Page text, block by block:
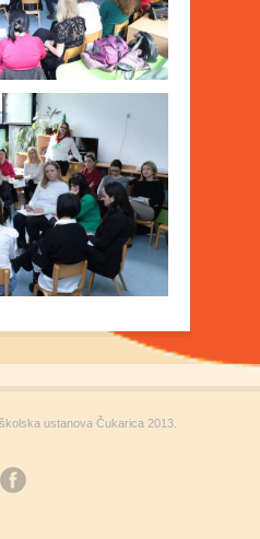
ustanova Čukarica 2013.